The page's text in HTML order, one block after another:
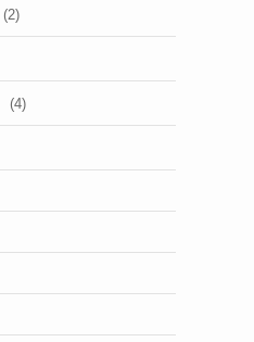
(2)
(4)